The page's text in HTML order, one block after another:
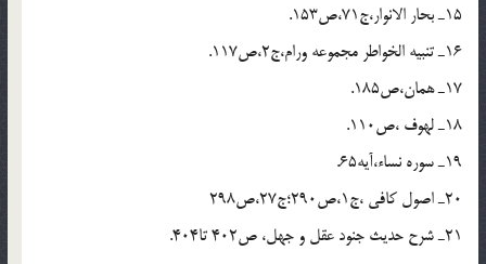
15ـ بحار الانوار،ج71،ص153.
16ـ تنبيه الخواطر مجموعه ورام،ج2،ص117.
17ـ همان،ص185.
18ـ لهوف ،ص110.
19ـ سوره نساء،آيه65.
20ـ اصول کافي ،ج1،ص290؛ج27،ص298
21ـ شرح حديث جنود عقل و جهل، ص402 تا404.